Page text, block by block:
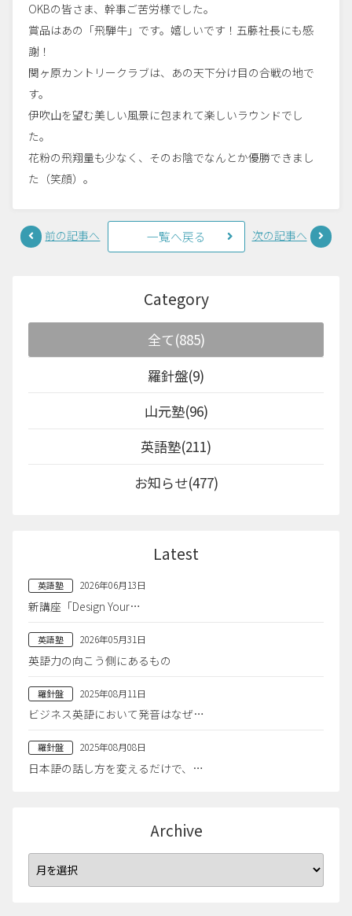
OKBの皆さま、幹事ご苦労様でした。
賞品はあの「飛騨牛」です。嬉しいです！五藤社長にも感
謝！
関ヶ原カントリークラブは、あの天下分け目の合戦の地で
す。
伊吹山を望む美しい風景に包まれて楽しいラウンドでし
た。
花粉の飛翔量も少なく、そのお陰でなんとか優勝できまし
た（笑顔）。
前の記事へ 一覧へ戻る 次の記事へ
Category
全て(885)
羅針盤(9)
山元塾(96)
英語塾(211)
お知らせ(477)
Latest
英語塾 2026年06月13日
新講座「Design Your…
英語塾 2026年05月31日
英語力の向こう側にあるもの
羅針盤 2025年08月11日
ビジネス英語において発音はなぜ…
羅針盤 2025年08月08日
日本語の話し方を変えるだけで、…
Archive